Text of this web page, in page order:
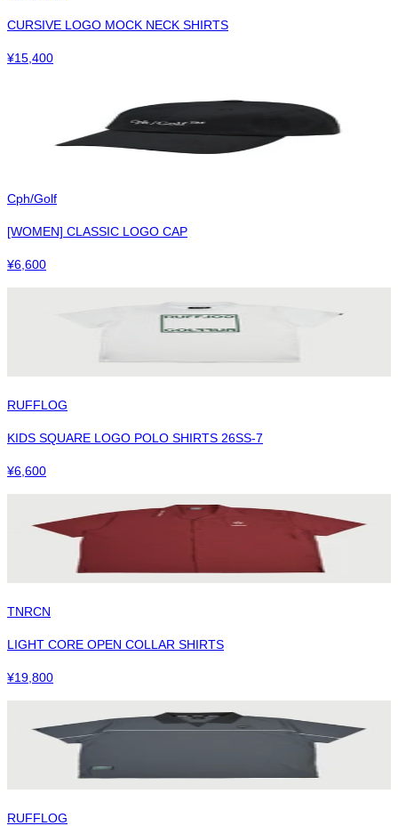
CURSIVE LOGO MOCK NECK SHIRTS
¥15,400
Cph/Golf
[WOMEN] CLASSIC LOGO CAP
¥6,600
RUFFLOG
KIDS SQUARE LOGO POLO SHIRTS 26SS-7
¥6,600
TNRCN
LIGHT CORE OPEN COLLAR SHIRTS
¥19,800
RUFFLOG